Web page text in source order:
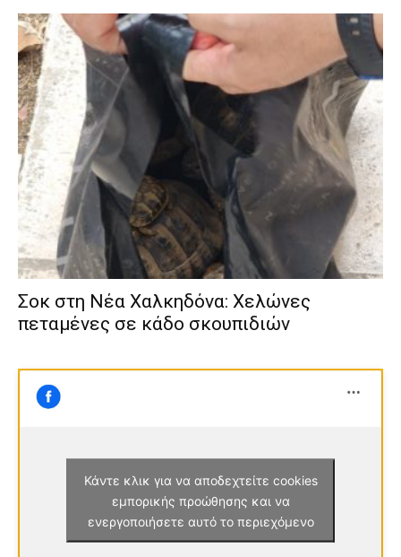
Σοκ στη Νέα Χαλκηδόνα: Χελώνες
πεταμένες σε κάδο σκουπιδιών
Κάντε κλικ για να αποδεχτείτε cookies
εμπορικής προώθησης και να
ενεργοποιήσετε αυτό το περιεχόμενο